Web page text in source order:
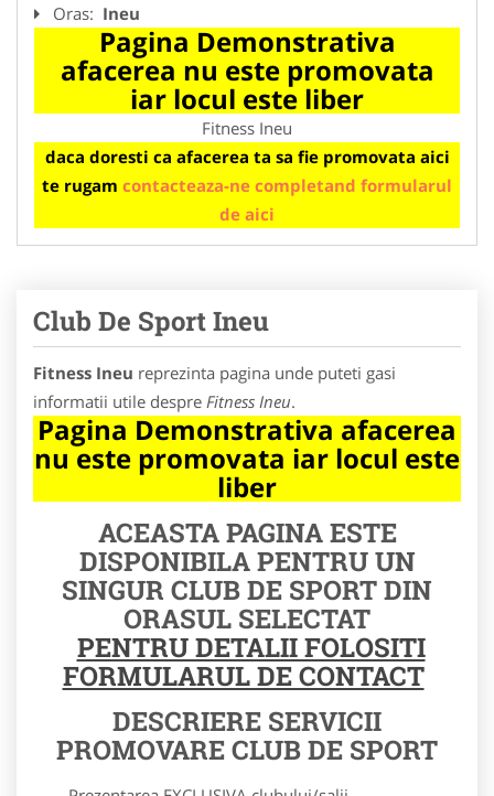
Oras: Ineu
Pagina Demonstrativa
afacerea nu este promovata
iar locul este liber
Fitness Ineu
daca doresti ca afacerea ta sa fie promovata aici
te rugam contacteaza-ne completand formularul
de aici
Club De Sport Ineu
Fitness Ineu reprezinta pagina unde puteti gasi
informatii utile despre Fitness Ineu.
Pagina Demonstrativa afacerea
nu este promovata iar locul este
liber
ACEASTA PAGINA ESTE
DISPONIBILA PENTRU UN
SINGUR CLUB DE SPORT DIN
ORASUL SELECTAT
PENTRU DETALII FOLOSITI
FORMULARUL DE CONTACT
DESCRIERE SERVICII
PROMOVARE CLUB DE SPORT